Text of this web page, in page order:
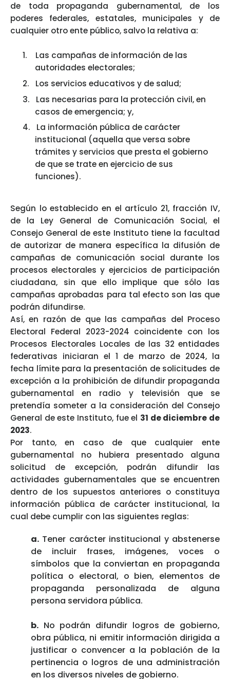
de toda propaganda gubernamental, de los
poderes federales, estatales, municipales y de
cualquier otro ente público, salvo la relativa a:
1.
Las campañas de información de las
autoridades electorales;
2.
Los servicios educativos y de salud;
3.
Las necesarias para la protección civil, en
casos de emergencia; y,
4.
La información pública de carácter
institucional (aquella que versa sobre
trámites y servicios que presta el gobierno
de que se trate en ejercicio de sus
funciones).
Según lo establecido en el artículo 21, fracción IV,
de la Ley General de Comunicación Social, el
Consejo General de este Instituto tiene la facultad
de autorizar de manera específica la difusión de
campañas de comunicación social durante los
procesos electorales y ejercicios de participación
ciudadana, sin que ello implique que sólo las
campañas aprobadas para tal efecto son las que
podrán difundirse.
Así, en razón de que las campañas del Proceso
Electoral Federal 2023-2024 coincidente con los
Procesos Electorales Locales de las 32 entidades
federativas iniciaran el 1 de marzo de 2024, la
fecha límite para la presentación de solicitudes de
excepción a la prohibición de difundir propaganda
gubernamental en radio y televisión que se
pretendía someter a la consideración del Consejo
General de este Instituto, fue el 31 de diciembre de
2023.
Por tanto, en caso de que cualquier ente
gubernamental no hubiera presentado alguna
solicitud de excepción, podrán difundir las
actividades gubernamentales que se encuentren
dentro de los supuestos anteriores o constituya
información pública de carácter institucional, la
cual debe cumplir con las siguientes reglas:
a. Tener carácter institucional y abstenerse
de incluir frases, imágenes, voces o
símbolos que la conviertan en propaganda
política o electoral, o bien, elementos de
propaganda personalizada de alguna
persona servidora pública.
b. No podrán difundir logros de gobierno,
obra pública, ni emitir información dirigida a
justificar o convencer a la población de la
pertinencia o logros de una administración
en los diversos niveles de gobierno.